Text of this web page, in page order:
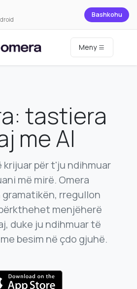
Bashkohu
Meny
tastiera
me AI
krijuar për t'ju ndihmuar
më mirë. Omera
rregullon
menjëherë
duke ju ndihmuar të
besim në çdo gjuhë.